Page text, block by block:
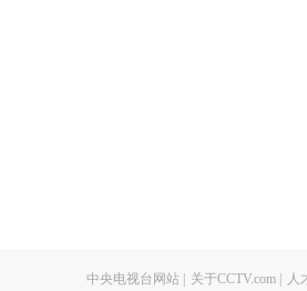
中央电视台网站 关于CCTV.com 人